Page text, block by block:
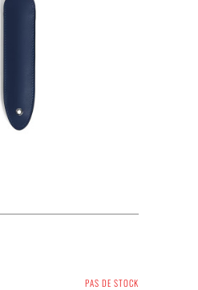
PAS DE STOCK